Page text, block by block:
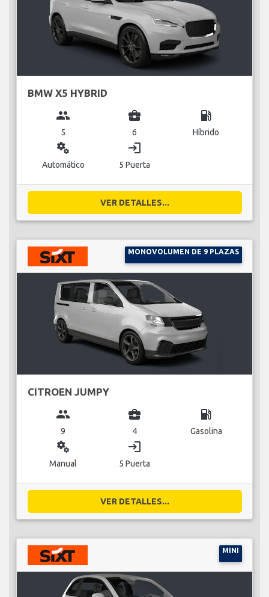
BMW X5 HYBRID
group
5
business_center
6
local_gas_station
Híbrido
miscellaneous_services
Automático
login
5 Puerta
VER DETALLES...
MONOVOLUMEN DE 9 PLAZAS
CITROEN JUMPY
group
9
business_center
4
local_gas_station
Gasolina
miscellaneous_services
Manual
login
5 Puerta
VER DETALLES...
MINI